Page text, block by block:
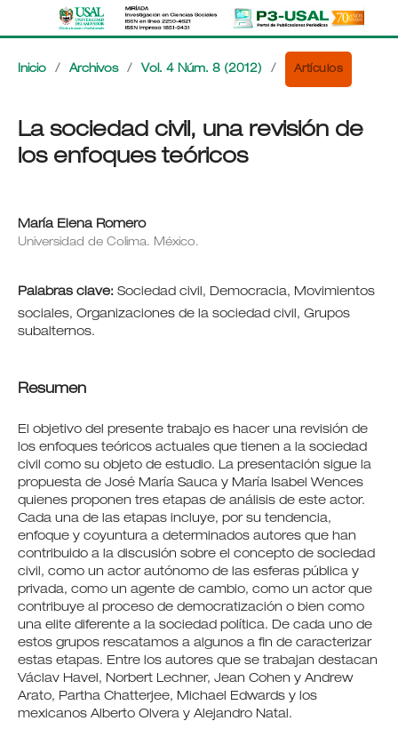
Inicio / Archivos / Vol. 4 Núm. 8 (2012) / Artículos
La sociedad civil, una revisión de
los enfoques teóricos
María Elena Romero
Universidad de Colima. México.
Palabras clave: Sociedad civil, Democracia, Movimientos
sociales, Organizaciones de la sociedad civil, Grupos
subalternos.
Resumen
El objetivo del presente trabajo es hacer una revisión de
los enfoques teóricos actuales que tienen a la sociedad
civil como su objeto de estudio. La presentación sigue la
propuesta de José María Sauca y María Isabel Wences
quienes proponen tres etapas de análisis de este actor.
Cada una de las etapas incluye, por su tendencia,
enfoque y coyuntura a determinados autores que han
contribuido a la discusión sobre el concepto de sociedad
civil, como un actor autónomo de las esferas pública y
privada, como un agente de cambio, como un actor que
contribuye al proceso de democratización o bien como
una elite diferente a la sociedad política. De cada uno de
estos grupos rescatamos a algunos a fin de caracterizar
estas etapas. Entre los autores que se trabajan destacan
Václav Havel, Norbert Lechner, Jean Cohen y Andrew
Arato, Partha Chatterjee, Michael Edwards y los
mexicanos Alberto Olvera y Alejandro Natal.